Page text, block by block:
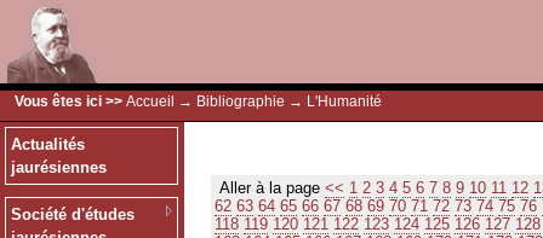
Vous êtes ici >> Accueil → Bibliographie → L'Humanité
Actualités
jaurésiennes
Société d'études
Aller à la page << 1 2 3 4 5 6 7 8 9 10 11 12
62 63 64 65 66 67 68 69 70 71 72 73 74 75 76
118 119 120 121 122 123 124 125 126 127 128